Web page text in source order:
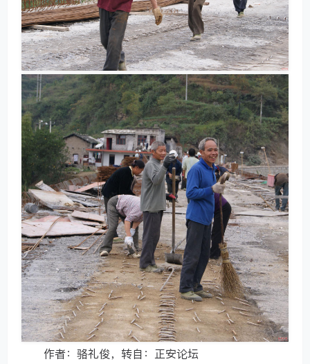
作者：骆礼俊，转自：正安论坛